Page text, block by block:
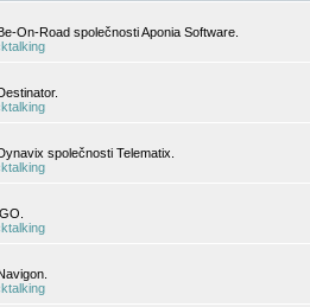
On-Road společnosti Aponia Software.
společnosti Telematix.